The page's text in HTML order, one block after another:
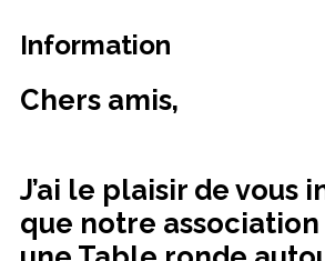
Information
Chers amis,
J’ai le plaisir de vous
que notre